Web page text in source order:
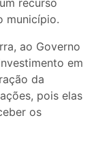
recurso
município.
ao Governo
em
da
pois elas
os